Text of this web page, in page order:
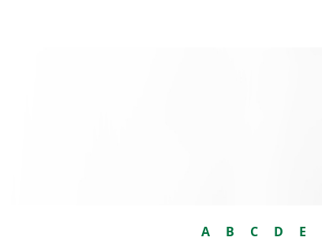
A
B C D E